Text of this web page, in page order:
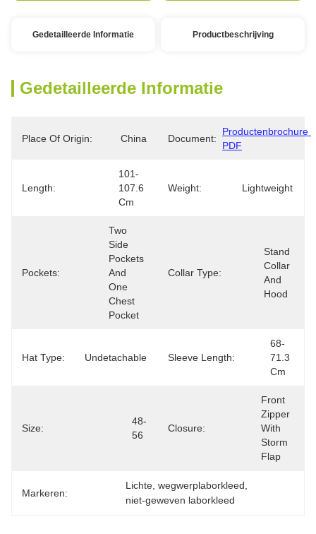
Gedetailleerde Informatie Productbeschrijving
Gedetailleerde Informatie
Place Of Origin: China Document:
Productenbrochure
PDF
Length:
101-
107.6
Cm
Weight: Lightweight
Pockets:
Two
Side
Pockets
And
One
Chest
Pocket
Collar Type:
Stand
Collar
And
Hood
Hat Type: Undetachable Sleeve Length:
68-
71.3
Cm
Size:
48-
56
Closure:
Front
Zipper
With
Storm
Flap
Markeren:
Lichte , wegwerplaborkleed
niet-geweven laborkleed